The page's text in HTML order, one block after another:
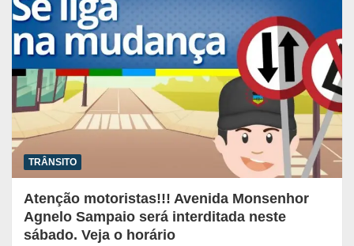
TRÂNSITO
Atenção motoristas!!! Avenida Monsenhor
Agnelo Sampaio será interditada neste
sábado. Veja o horário